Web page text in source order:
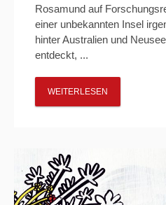
Rosamund auf
einer unbekannten Insel
hinter Australien und
entdeckt, ...
WEITERLESEN